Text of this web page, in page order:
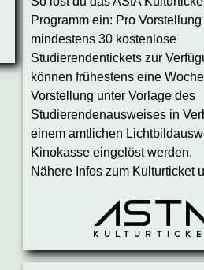
Programm ein: Pro
mindestens 30 kostenlose
Studierendentickets zur
können frühestens eine
Vorstellung unter Vorlage des
Studierendenausweises in
einem amtlichen
Kinokasse eingelöst werden.
Nähere Infos zum Kulturticket